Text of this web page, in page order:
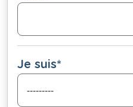
Je suis*